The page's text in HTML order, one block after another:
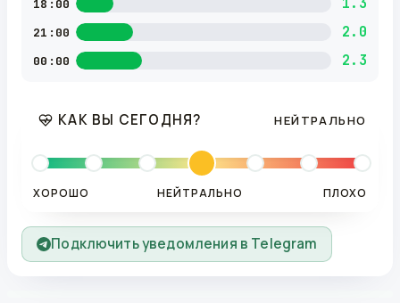
18:00
21:00 2.0
00:00 2.3
КАК ВЫ СЕГОДНЯ? НЕЙТРАЛЬНО
ХОРОШО НЕЙТРАЛЬНО ПЛОХО
Подключить уведомления в Telegram